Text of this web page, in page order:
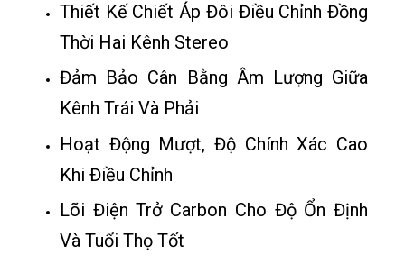
Thiết Kế Chiết Áp Đôi Điều Chỉnh Đồng
Thời Hai Kênh Stereo
Đảm Bảo Cân Bằng Âm Lượng Giữa
Kênh Trái Và Phải
Hoạt Động Mượt, Độ Chính Xác Cao
Khi Điều Chỉnh
Lõi Điện Trở Carbon Cho Độ Ổn Định
Và Tuổi Thọ Tốt